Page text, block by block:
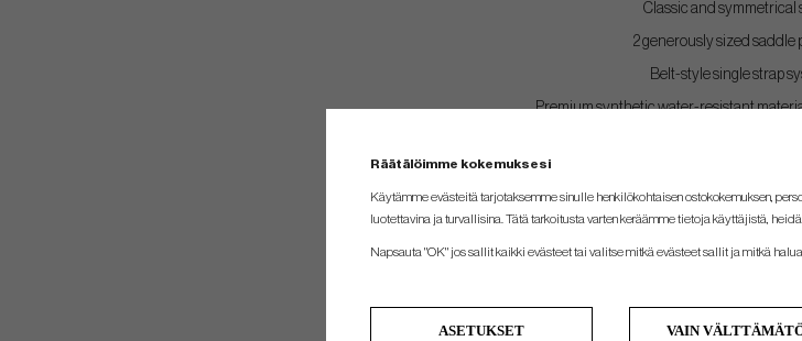
Classic and symmetrical
2 generously sized saddle
Belt-style single strap
Premium synthetic water-resistant
Räätälöimme kokemuksesi
Käytämme evästeitä tarjotaksemme sinulle henkilökohtaisen ostokokemuksen,
luotettavina ja turvallisina. Tätä tarkoitusta varten keräämme tietoja käyttäjistä,
Napsauta "OK" jos sallit kaikki evästeet tai valitse mitkä evästeet sallit ja mitkä
ASETUKSET VAIN